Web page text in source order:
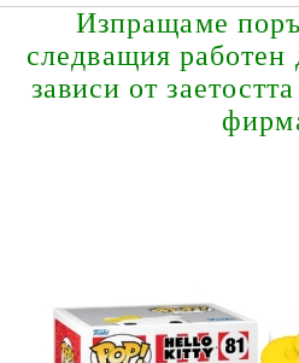
Изпращаме
следващия работен
зависи от